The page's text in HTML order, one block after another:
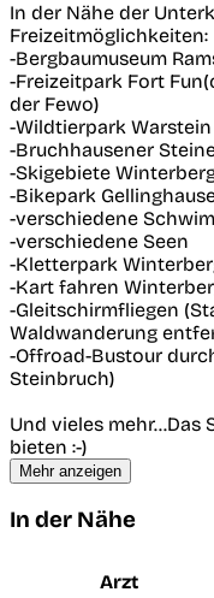
In der Nähe der
Freizeitmöglichkeiten:
-Bergbaumuseum
-Freizeitpark Fort
der Fewo)
-Wildtierpark Warstein
-Bruchhausener
-Skigebiete
-Bikepark
-verschiedene
-verschiedene Seen
-Kletterpark
-Kart fahren
-Gleitschirmfliegen
Waldwanderung
-Offroad-Bustour
Steinbruch)
Und vieles mehr...Das
bieten :-)
Mehr anzeigen
In der Nähe
Arzt